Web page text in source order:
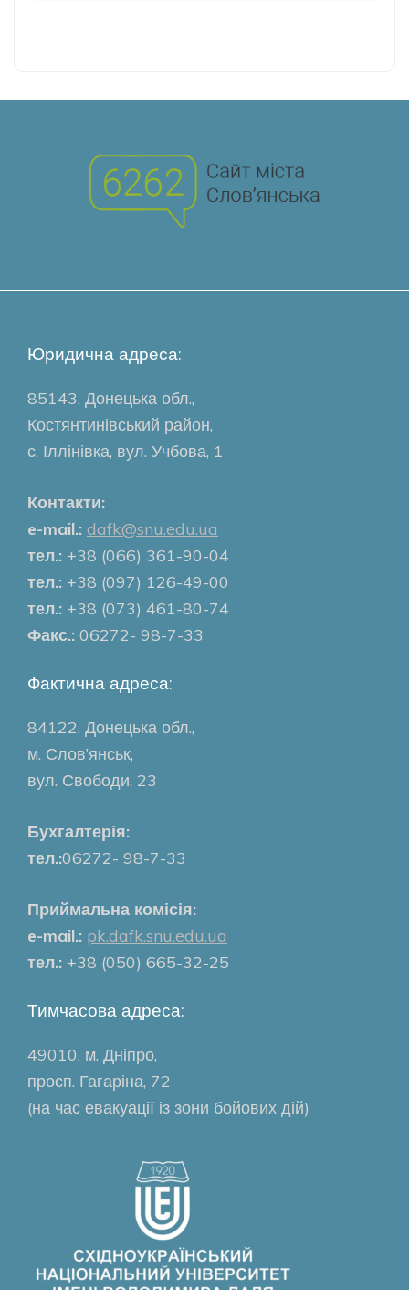
Юридична адреса:
85143, Донецька обл.,
Костянтинівський район,
с. Іллінівка, вул. Учбова, 1
Контакти:
e-mail.: dafk@snu.edu.ua
тел.: +38 (066) 361-90-04
тел.: +38 (097) 126-49-00
тел.: +38 (073) 461-80-74
Факс.: 06272- 98-7-33
Фактична адреса:
84122, Донецька обл.,
м. Слов’янськ,
вул. Свободи, 23
Бухгалтерія:
тел.:06272- 98-7-33
Приймальна комісія:
e-mail.: pk.dafk.snu.edu.ua
тел.: +38 (050) 665-32-25
Тимчасова адреса:
49010, м. Дніпро,
просп. Гагаріна, 72
(на час евакуації із зони бойових дій)